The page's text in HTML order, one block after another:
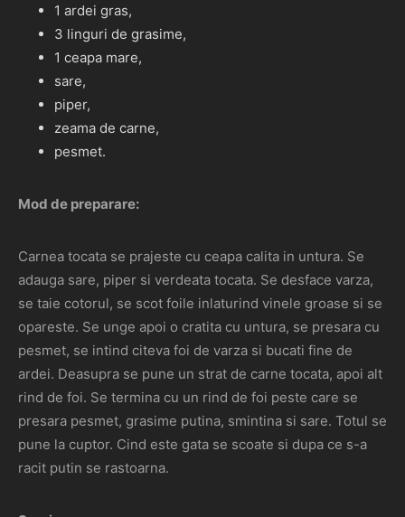
1 ardei gras,
3 linguri de grasime,
1 ceapa mare,
sare,
piper,
zeama de carne,
pesmet.
Mod de preparare:
Carnea tocata se prajeste cu ceapa calita in untura. Se
adauga sare, piper si verdeata tocata. Se desface varza,
se taie cotorul, se scot foile inlaturind vinele groase si se
opareste. Se unge apoi o cratita cu untura, se presara cu
pesmet, se intind citeva foi de varza si bucati fine de
ardei. Deasupra se pune un strat de carne tocata, apoi alt
rind de foi. Se termina cu un rind de foi peste care se
presara pesmet, grasime putina, smintina si sare. Totul se
pune la cuptor. Cind este gata se scoate si dupa ce s-a
racit putin se rastoarna.